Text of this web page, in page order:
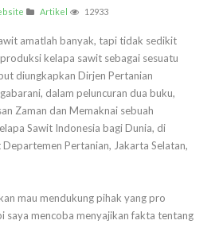
Artikel 12933
amatlah banyak, tapi tidak sedikit
kelapa sawit sebagai sesuatu
diungkapkan Dirjen Pertanian
dalam peluncuran dua buku,
Zaman dan Memaknai sebuah
Sawit Indonesia bagi Dunia, di
Pertanian, Jakarta Selatan,
mau mendukung pihak yang pro
saya mencoba menyajikan fakta tentang